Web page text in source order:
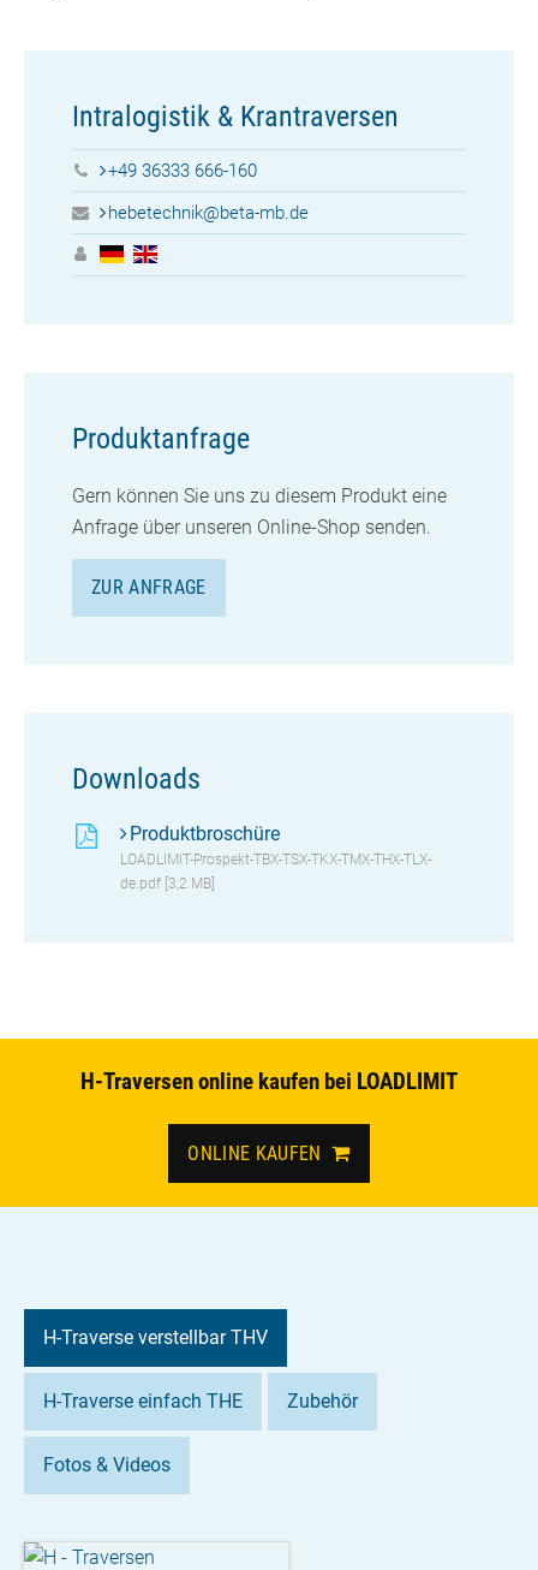
Intralogistik & Krantraversen
+49 36333 666-160
hebetechnik@beta-mb.de
Produktanfrage
Gern können Sie uns zu diesem Produkt eine
Anfrage über unseren Online-Shop senden.
ZUR ANFRAGE
Downloads
Produktbroschüre
LOADLIMIT-Prospekt-TBX-TSX-TKX-TMX-THX-TLX-
de.pdf [3,2 MB]
H-Traversen online kaufen bei LOADLIMIT
ONLINE KAUFEN
H-Traverse verstellbar THV
H-Traverse einfach THE Zubehör
Fotos & Videos